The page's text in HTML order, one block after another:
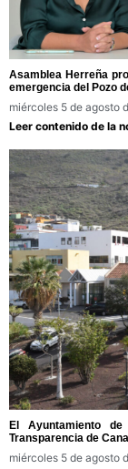
Asamblea Herreña
emergencia del Pozo
miércoles 5 de agosto
Leer contenido de la
El Ayuntamiento
Transparencia de
miércoles 5 de agosto